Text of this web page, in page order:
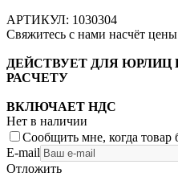
АРТИКУЛ: 1030304
Свяжитесь с нами насчёт цены
ДЕЙСТВУЕТ ДЛЯ ЮРЛИЦ
РАСЧЕТУ
ВКЛЮЧАЕТ НДС
Нет в наличии
Сообщить мне, когда товар
E-mail
Отложить